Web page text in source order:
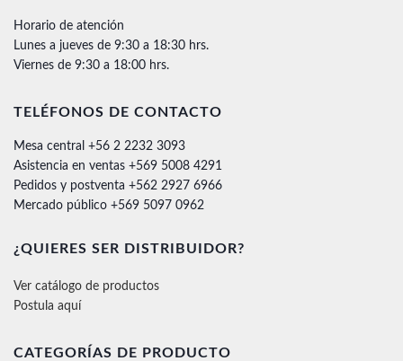
Horario de atención
Lunes a jueves de 9:30 a 18:30 hrs.
Viernes de 9:30 a 18:00 hrs.
TELÉFONOS DE CONTACTO
Mesa central +56 2 2232 3093
Asistencia en ventas +569 5008 4291
Pedidos y postventa +562 2927 6966
Mercado público +569 5097 0962
¿QUIERES SER DISTRIBUIDOR?
Ver catálogo de productos
Postula aquí
CATEGORÍAS DE PRODUCTO